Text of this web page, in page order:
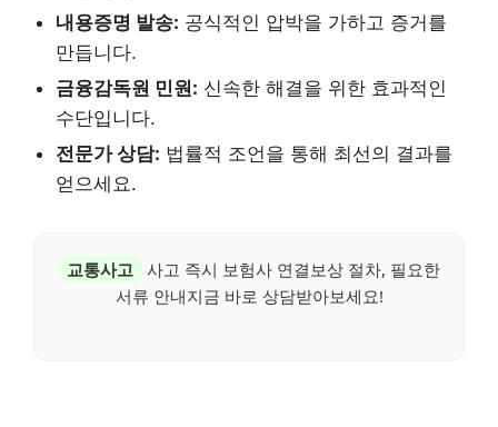
내용증명 발송: 공식적인 압박을 가하고 증거를
만듭니다.
금융감독원 민원: 신속한 해결을 위한 효과적인
수단입니다.
전문가 상담: 법률적 조언을 통해 최선의 결과를
얻으세요.
교통사고 사고 즉시 보험사 연결보상 절차, 필요한
서류 안내지금 바로 상담받아보세요!